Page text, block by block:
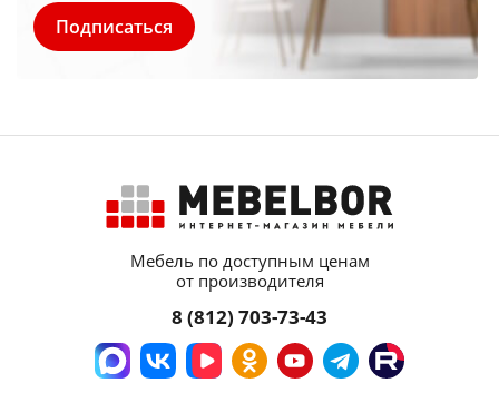
Мебель по доступным ценам
от производителя
8 (812) 703-73-43